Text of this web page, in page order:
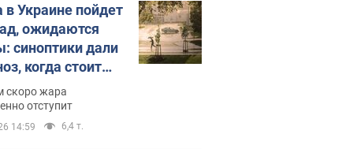
Украине пойдет
ожидаются
синоптики дали
когда стоит
изменения
скоро жара
отступит
14:59 6,4 т.